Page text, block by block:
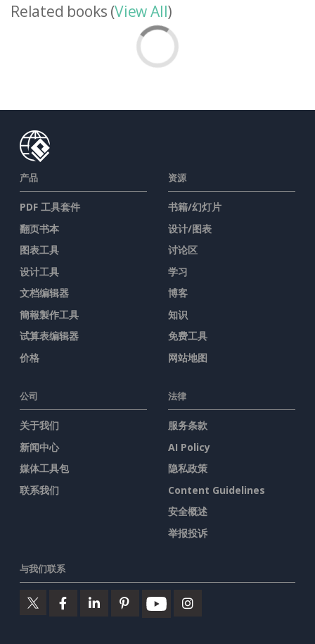
Related books (View All)
产品
PDF 工具套件
翻页书本
图表工具
设计工具
文档编辑器
簡報製作工具
试算表编辑器
价格
资源
书籍/幻灯片
设计/图表
讨论区
学习
博客
知识
免费工具
网站地图
公司
关于我们
新闻中心
媒体工具包
联系我们
法律
服务条款
AI Policy
隐私政策
Content Guidelines
安全概述
举报投诉
与我们联系